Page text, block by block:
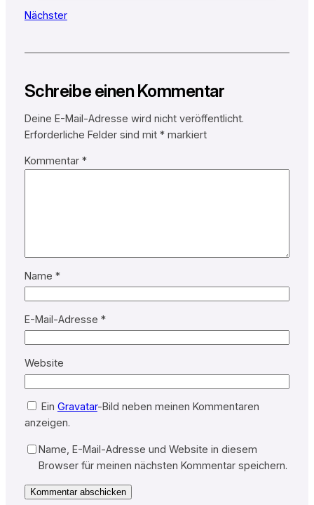
Nächster
Schreibe einen Kommentar
Deine E-Mail-Adresse wird nicht veröffentlicht.
Erforderliche Felder sind mit *markiert
Kommentar *
Name *
E-Mail-Adresse *
Website
Ein Gravatar-Bild neben meinen Kommentaren
anzeigen.
Name, E-Mail-Adresse und Website in diesem
Browser für meinen nächsten Kommentar speichern.